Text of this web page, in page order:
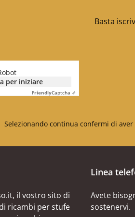
Basta
per iniziare
FriendlyCaptcha ⇗
Selezionando continua confermi di
il vostro sito di
ricambi per stufe
Linea
Avete
sostenervi.